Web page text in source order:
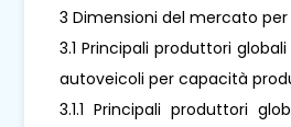
3 Dimensioni del mercato
3.1 Principali produttori
autoveicoli per capacità
3.1.1 Principali produttori